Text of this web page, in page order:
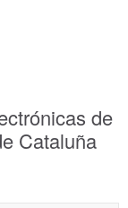
de
Cataluña